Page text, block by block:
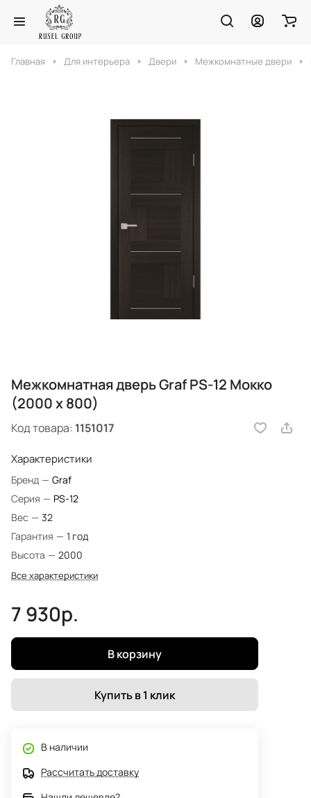
Главная Для интерьера Двери Межкомнатные двери
Межкомнатная дверь Graf PS-12 Мокко
(2000 х 800)
Код товара: 1151017
Характеристики
Бренд — Graf
Серия — PS-12
Вес — 32
Гарантия — 1 год
Высота — 2000
Все характеристики
7 930р.
В корзину
Купить в 1 клик
В наличии
Рассчитать доставку